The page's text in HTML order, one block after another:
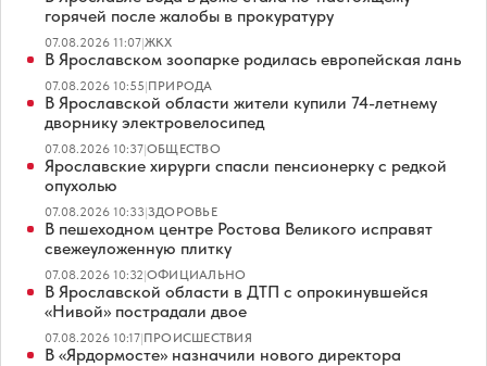
горячей после жалобы в прокуратуру
07.08.2026 11:07|ЖКХ
В Ярославском зоопарке родилась европейская лань
07.08.2026 10:55|ПРИРОДА
В Ярославской области жители купили 74-летнему
дворнику электровелосипед
07.08.2026 10:37|ОБЩЕСТВО
Ярославские хирурги спасли пенсионерку с редкой
опухолью
07.08.2026 10:33|ЗДОРОВЬЕ
В пешеходном центре Ростова Великого исправят
свежеуложенную плитку
07.08.2026 10:32|ОФИЦИАЛЬНО
В Ярославской области в ДТП с опрокинувшейся
«Нивой» пострадали двое
07.08.2026 10:17|ПРОИСШЕСТВИЯ
В «Ярдормосте» назначили нового директора